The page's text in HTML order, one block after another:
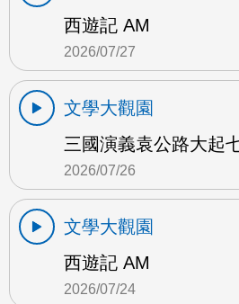
西遊記 AM
2026/07/27
文學大觀園
三國演義袁公路大起
2026/07/26
文學大觀園
西遊記 AM
2026/07/24